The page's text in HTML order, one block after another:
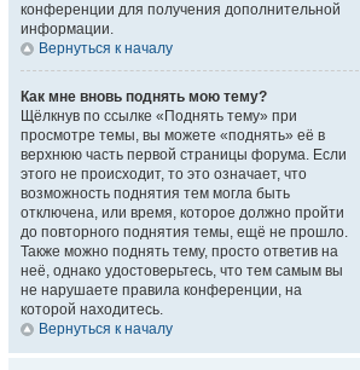
конференции для получения дополнительной
информации.
Вернуться к началу
Как мне вновь поднять мою тему?
Щёлкнув по ссылке «Поднять тему» при
просмотре темы, вы можете «поднять» её в
верхнюю часть первой страницы форума. Если
этого не происходит, то это означает, что
возможность поднятия тем могла быть
отключена, или время, которое должно пройти
до повторного поднятия темы, ещё не прошло.
Также можно поднять тему, просто ответив на
неё, однако удостоверьтесь, что тем самым вы
не нарушаете правила конференции, на
которой находитесь.
Вернуться к началу